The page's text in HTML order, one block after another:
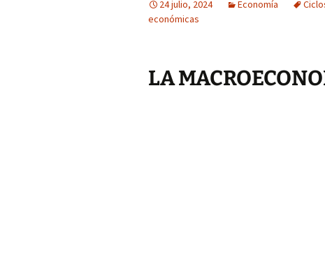
24 julio, 2024 Economía
económicas
LA